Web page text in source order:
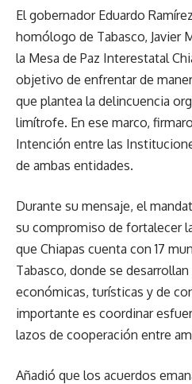
El gobernador Eduardo
homólogo de Tabasco, Javier
la Mesa de Paz Interestatal
objetivo de enfrentar de
que plantea la delincuencia
limítrofe. En ese marco,
Intención entre las
de ambas entidades.
Durante su mensaje, el
su compromiso de fortalecer
que Chiapas cuenta con 17
Tabasco, donde se
económicas, turísticas y de
importante es coordinar
lazos de cooperación entre
Añadió que los acuerdos